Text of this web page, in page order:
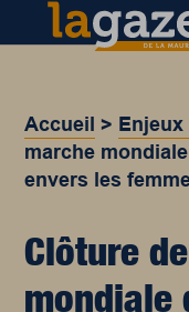
Accueil >
marche
envers les
Clôture
mondiale